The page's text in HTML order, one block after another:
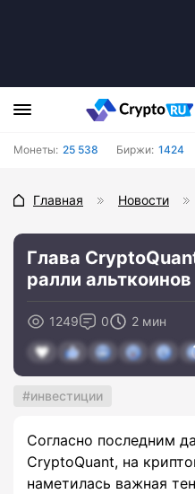
Монеты: 25 538 Биржи: 1424
Главная Новости
Глава
ралли альткоинов
1249 0 2 мин
инвестиции
Согласно последним
CryptoQuant, на
наметилась важная